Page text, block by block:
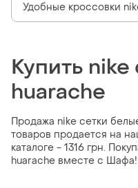
Удобные кроссовки
Купить
huarache
Продажа nike сетки
товаров продается на
каталоге - 1316 грн.
huarache вместе с Шафа!